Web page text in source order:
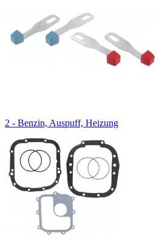
2 - Benzin, Auspuff, Heizung